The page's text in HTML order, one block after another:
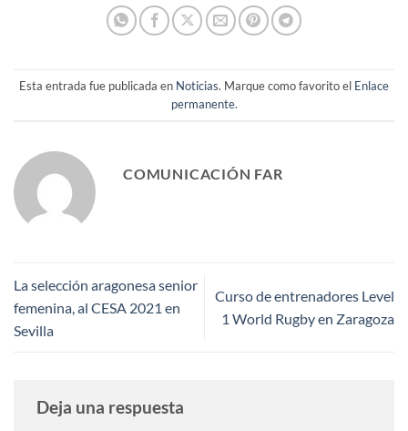
Esta entrada fue publicada en Noticias. Marque como favorito el Enlace
permanente.
COMUNICACIÓN FAR
La selección aragonesa senior
femenina, al CESA 2021 en
Sevilla
Curso de entrenadores Level
1 World Rugby en Zaragoza
Deja una respuesta